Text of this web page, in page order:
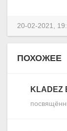
20-02-2021,
ПОХОЖЕЕ
KLADEZ